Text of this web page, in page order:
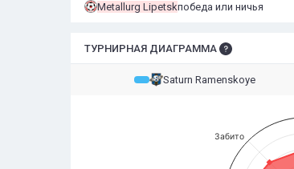
Metallurg Lipetskпобеда или ничья
ТУРНИРНАЯ ДИАГРАММА
Saturn Ramenskoye
Забито